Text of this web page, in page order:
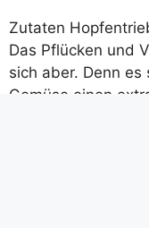
Zutaten
Das Pflücken und
sich aber. Denn
Gemüse einen